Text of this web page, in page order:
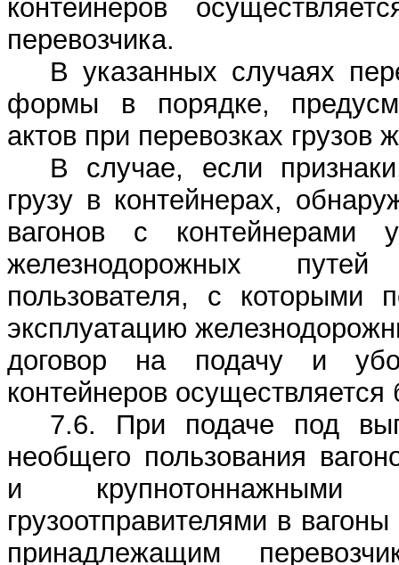
контейнеров
перевозчика.
В указанных случаях
формы в порядке,
актов при перевозках
В случае, если
грузу в контейнерах,
вагонов с контейнерами
железнодорожных
пользователя, с которыми
эксплуатацию
договор на подачу и
контейнеров осуществляется
7.6. При подаче под
необщего пользования
и крупнотоннажными
грузоотправителями в
принадлежащим